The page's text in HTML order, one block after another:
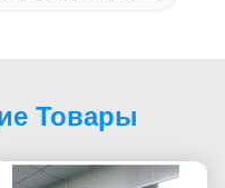
Товары